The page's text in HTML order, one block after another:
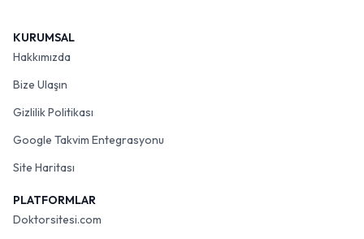
KURUMSAL
Hakkımızda
Bize Ulaşın
Gizlilik Politikası
Google Takvim Entegrasyonu
Site Haritası
PLATFORMLAR
Doktorsitesi.com